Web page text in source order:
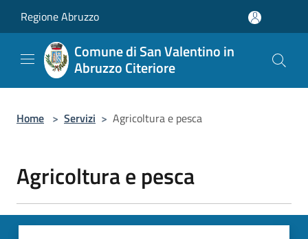
Regione Abruzzo
Comune di San Valentino in
Abruzzo Citeriore
Home > Servizi > Agricoltura e pesca
Agricoltura e pesca